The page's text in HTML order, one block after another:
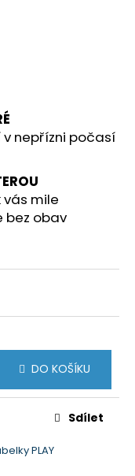
nepřízni počasí
vás mile
bez obav
DO KOŠÍKU
PLAY
Sdílet